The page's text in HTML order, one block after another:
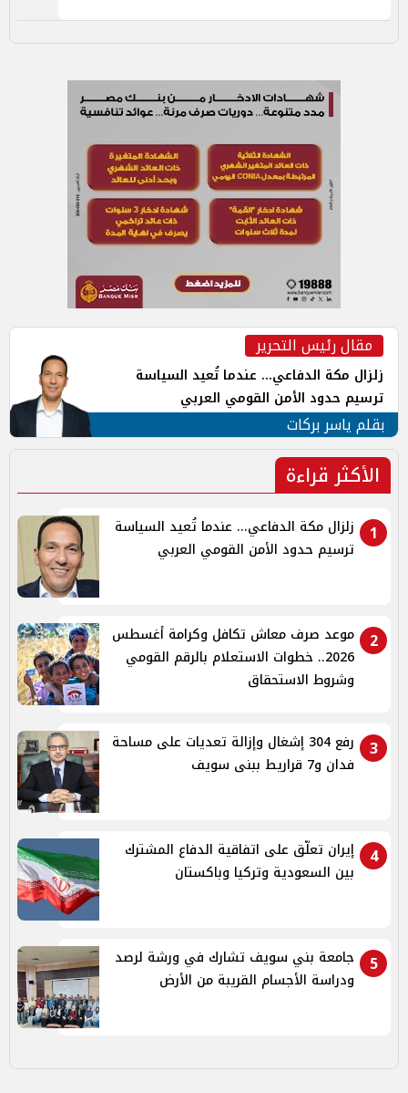
مقال رئيس التحرير
زلزال مكة الدفاعي... عندما تُعيد السياسة
ترسيم حدود الأمن القومي العربي
بقلم ياسر بركات
الأكثر قراءة
1
زلزال مكة الدفاعي... عندما تُعيد السياسة
ترسيم حدود الأمن القومي العربي
2
موعد صرف معاش تكافل وكرامة أغسطس
2026.. خطوات الاستعلام بالرقم القومي
وشروط الاستحقاق
3
رفع 304 إشغال وإزالة تعديات على مساحة
فدان و7 قراريط ببنى سويف
4
إيران تعلّق على اتفاقية الدفاع المشترك
بين السعودية وتركيا وباكستان
5
جامعة بني سويف تشارك في ورشة لرصد
ودراسة الأجسام القريبة من الأرض